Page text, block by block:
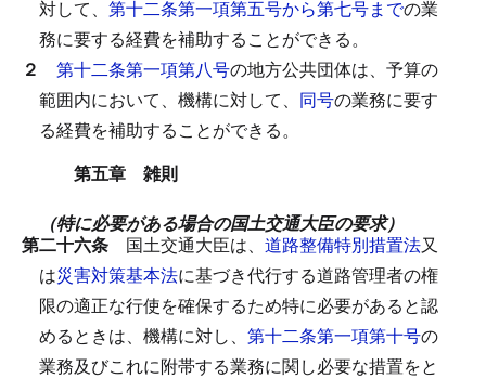
対して、 第十二条第一項第五号から第七号までの業
務に要する経費を補助することができる。
２ 第十二条第一項第八号の地方公共団体は、予算の
範囲内において、機構に対して、 同号の業務に要す
る経費を補助することができる。
第五章 雑則
（特に必要がある場合の国土交通大臣の要求）
第二十六条 国土交通大臣は、 道路整備特別措置法又
は災害対策基本法に基づき代行する道路管理者の権
限の適正な行使を確保するため特に必要があると認
めるときは、機構に対し、 第十二条第一項第十号の
業務及びこれに附帯する業務に関し必要な措置をと